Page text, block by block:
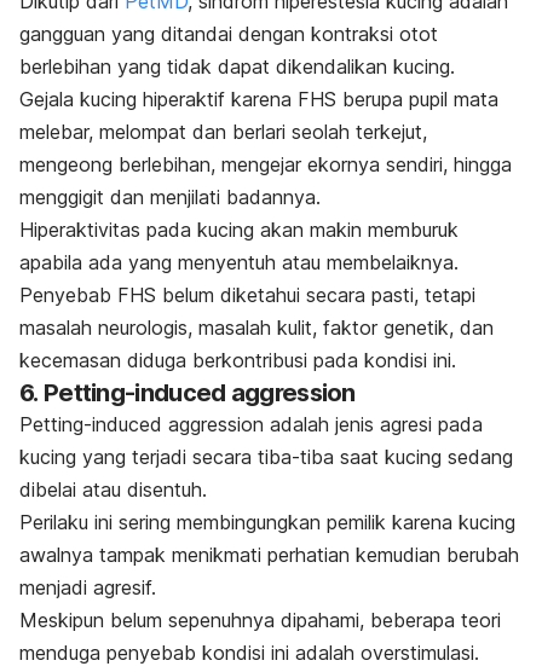
gangguan yang ditandai dengan kontraksi otot
berlebihan yang tidak dapat dikendalikan kucing.
Gejala kucing hiperaktif karena FHS berupa pupil mata
melebar, melompat dan berlari seolah terkejut,
mengeong berlebihan, mengejar ekornya sendiri, hingga
menggigit dan menjilati badannya.
Hiperaktivitas pada kucing akan makin memburuk
apabila ada yang menyentuh atau membelaiknya.
Penyebab FHS belum diketahui secara pasti, tetapi
masalah neurologis, masalah kulit, faktor genetik, dan
kecemasan diduga berkontribusi pada kondisi ini.
6. Petting-induced aggression
Petting-induced aggression adalah jenis agresi pada
kucing yang terjadi secara tiba-tiba saat kucing sedang
dibelai atau disentuh.
Perilaku ini sering membingungkan pemilik karena kucing
awalnya tampak menikmati perhatian kemudian berubah
menjadi agresif.
Meskipun belum sepenuhnya dipahami, beberapa teori
menduga penyebab kondisi ini adalah overstimulasi.